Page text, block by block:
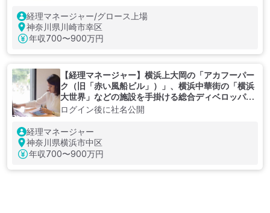
経理マネージャー/グロース上場
神奈川県川崎市幸区
年収700〜900万円
【経理マネージャー】横浜上大岡の「アカフーパー
ク（旧「赤い風船ビル」）」、横浜中華街の「横浜
大世界」などの施設を手掛ける総合ディベロッパ
ー！横浜・東京を中心に商業施設やオフィスビル等
ログイン後に社名公開
経理マネージャー
神奈川県横浜市中区
年収700〜900万円